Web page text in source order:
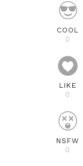
COOL
0
LIKE
0
NSFW
0